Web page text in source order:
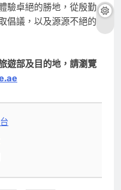
驗卓絕的勝地，從殷勤
倡議，以及源源不絕的
遊部及目的地，請瀏覽